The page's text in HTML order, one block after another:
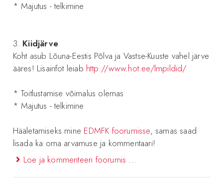
* Majutus - telkimine
3. Kiidjärve
Koht asub Lõuna-Eestis Põlva ja Vastse-Kuuste vahel järve
ääres! Lisainfot leiab http://www.hot.ee/lmpildid/
* Toitlustamise võimalus olemas
* Majutus - telkimine
Hääletamiseks mine EDMFK foorumisse, samas saad
lisada ka oma arvamuse ja kommentaari!
Loe ja kommenteeri foorumis ...